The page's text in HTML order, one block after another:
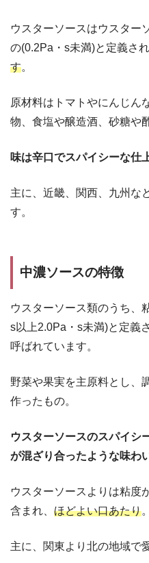
ウスターソースはウスター
の(0.2Pa・s未満)と定義さ
す。
原材料はトマトやにんじん
物、食塩や醸造酒、砂糖や
味は辛口でスパイシーな仕
主に、近畿、関西、九州な
す。
中濃ソースの特徴
ウスターソース類のうち、
s以上2.0Pa・s未満)と定義
呼ばれています。
野菜や果実を主原料とし、
作ったもの。
ウスターソースのスパイシ
が混ざり合ったような味わ
ウスターソースよりは粘度
含まれ、 ほどよい口あたり。
主に、関東より北の地域で